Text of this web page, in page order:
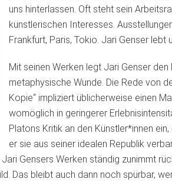
uns hinterlassen. Oft steht sein
künstlerischen Interesses.
Frankfurt, Paris, Tokio. Jari Genser lebt
Mit seinen Werken legt Jari Genser den
metaphysische Wunde. Die Rede von
Kopie“ impliziert üblicherweise einen
womöglich in geringerer
Platons Kritik an den Künstler*innen
er sie aus seiner idealen Republik
Gensers Werken ständig zunimmt
Das bleibt auch dann noch spürbar,